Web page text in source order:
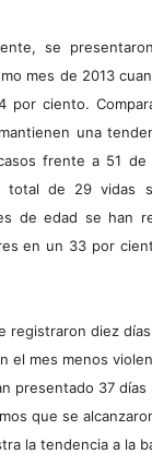
se
mes de 2013
por ciento.
una
frente a 51
de 29 vidas
de edad se han
en un 33 por
registraron diez
el mes menos
presentado 37
que se
la tendencia a la